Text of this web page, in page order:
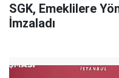
SGK, Emeklilere
İmzaladı